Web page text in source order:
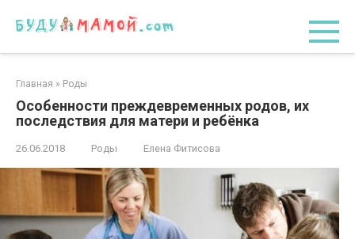
Главная » Роды
Особенности преждевременных родов, их
последствия для матери и ребёнка
26.06.2018 Роды Елена Фитисова